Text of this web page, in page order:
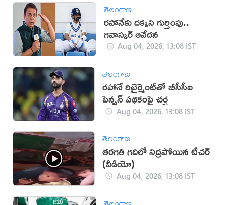
తెలంగాణ
రహానేకు దక్కని గుర్తింపు..
గవాస్కర్ ఆవేదన
Aug 04, 2026, 13:08 IST
తెలంగాణ
రహానే రిటైర్మెంట్‌తో బీసీసీఐ
పెన్షన్ పథకంపై చర్చ
Aug 04, 2026, 13:08 IST
తెలంగాణ
తరగతి గదిలో నిద్రపోయిన టీచర్
(వీడియో)
Aug 04, 2026, 13:08 IST